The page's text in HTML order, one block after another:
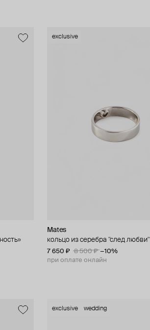
exclusive
Mates
кольцо из серебра "след любви"
7 650 ₽ 8 500 ₽ −10%
при оплате онлайн
exclusive wedding